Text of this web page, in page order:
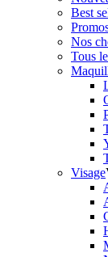
Best
Nos
Tous
Visage